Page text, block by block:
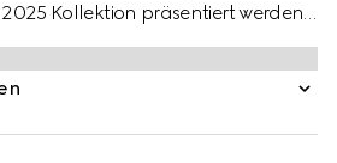
Kollektion präsentiert werden.
auf einer großen
schwarzem Rand.